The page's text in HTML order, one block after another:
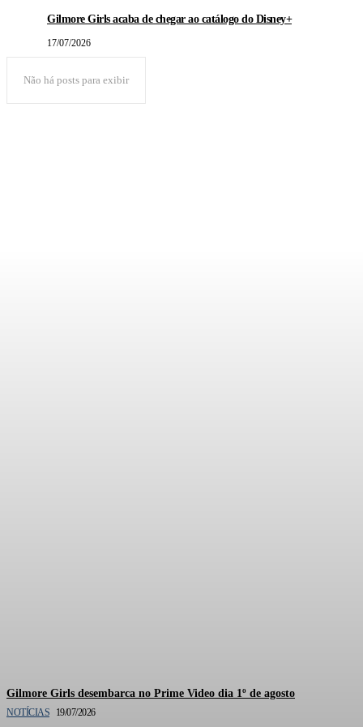
Gilmore Girls acaba de chegar ao catálogo do Disney+
17/07/2026
Não há posts para exibir
Gilmore Girls desembarca no Prime Video dia 1º de agosto
NOTÍCIAS 19/07/2026